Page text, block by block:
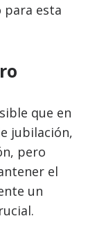
para esta
que en
jubilación,
pero
el
un